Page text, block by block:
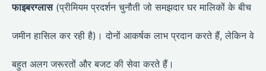
फाइबरग्लास(प्रीमियम प्रदर्शन चुनौती जो समझदार घर मालिकों के बीच
जमीन हासिल कर रही है)। दोनों आकर्षक लाभ प्रदान करते हैं, लेकिन वे
बहुत अलग जरूरतों और बजट की सेवा करते हैं।